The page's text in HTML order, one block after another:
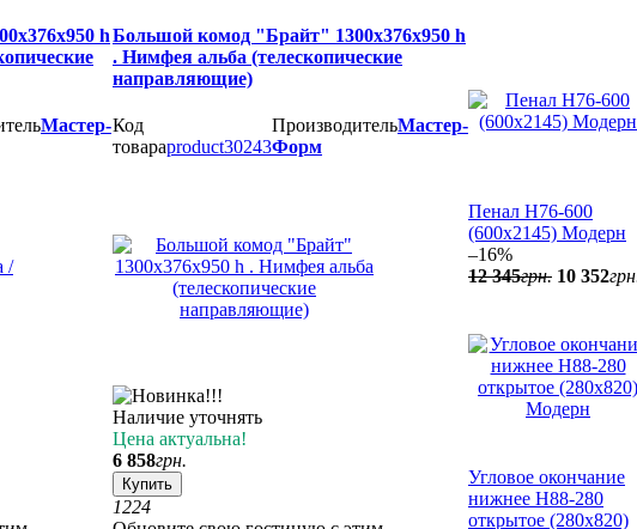
h
Мастер-
Большой комод "Брайт" 1300х376х950 h
. Нимфея альба (телескопические
направляющие)
Код
товараproduct30243
ПроизводительМастер-
Форм
Наличие уточнять
Цена актуальна!
6 858грн.
Купить
1224
Пенал Н76-600
(600x2145) Модерн
–16%
12 345грн. 10 352
Угловое окончание
нижнее Н88-280
открытое (280x820)